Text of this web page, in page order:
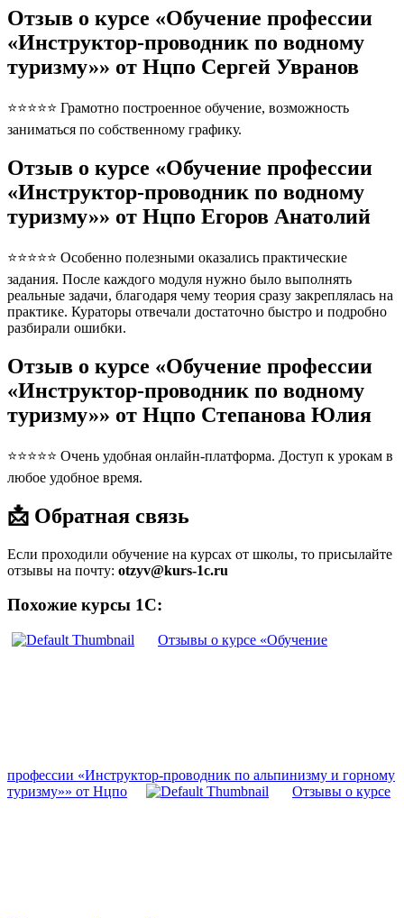
Отзыв о курсе «Обучение профессии
«Инструктор-проводник по водному
туризму»» от Нцпо Сергей Увранов
⭐⭐⭐⭐⭐ Грамотно построенное обучение, возможность
заниматься по собственному графику.
Отзыв о курсе «Обучение профессии
«Инструктор-проводник по водному
туризму»» от Нцпо Егоров Анатолий
⭐⭐⭐⭐⭐ Особенно полезными оказались практические
задания. После каждого модуля нужно было выполнять
реальные задачи, благодаря чему теория сразу закреплялась на
практике. Кураторы отвечали достаточно быстро и подробно
разбирали ошибки.
Отзыв о курсе «Обучение профессии
«Инструктор-проводник по водному
туризму»» от Нцпо Степанова Юлия
⭐⭐⭐⭐⭐ Очень удобная онлайн-платформа. Доступ к урокам в
любое удобное время.
📩 Обратная связь
Если проходили обучение на курсах от школы, то присылайте
отзывы на почту: otzyv@kurs-1c.ru
Похожие курсы 1С:
Отзывы о курсе «Обучение
профессии «Инструктор-проводник по альпинизму и горному
туризму»» от Нцпо
Отзывы о курсе